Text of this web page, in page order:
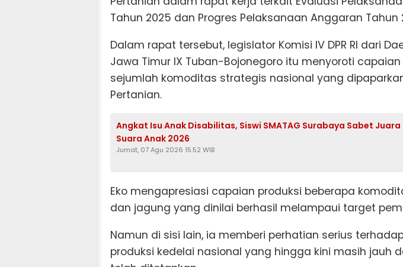
Tahun 2025 dan Progres Pelaksanaan Anggaran Tahun
Dalam rapat tersebut, legislator Komisi IV DPR RI dari
Jawa Timur IX Tuban-Bojonegoro itu menyoroti capaian
sejumlah komoditas strategis nasional yang
Pertanian.
Angkat Isu Anak Disabilitas, Siswi SMATAG Surabaya Sabet Juara
Suara Anak 2026
Jumat, 07 Agu 2026 15:52 WIB
Eko mengapresiasi capaian produksi beberapa
dan jagung yang dinilai berhasil melampaui target
Namun di sisi lain, ia memberi perhatian serius
produksi kedelai nasional yang hingga kini masih jauh